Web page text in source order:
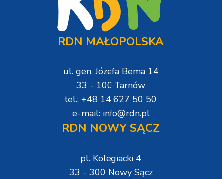
RDN MAŁOPOLSKA
ul. gen. Józefa Bema 14
33 - 100 Tarnów
tel.: +48 14 627 50 50
e-mail: info@rdn.pl
RDN NOWY SĄCZ
pl. Kolegiacki 4
33 - 300 Nowy Sącz